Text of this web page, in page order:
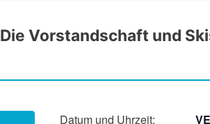
Die Vorstandschaft und
Datum und Uhrzeit: